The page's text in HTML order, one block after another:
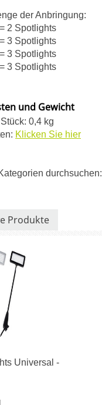
der Anbringung:
2 Spotlights
3 Spotlights
3 Spotlights
3 Spotlights
und Gewicht
0,4 kg
Klicken Sie hier
durchsuchen:
Produkte
Universal -